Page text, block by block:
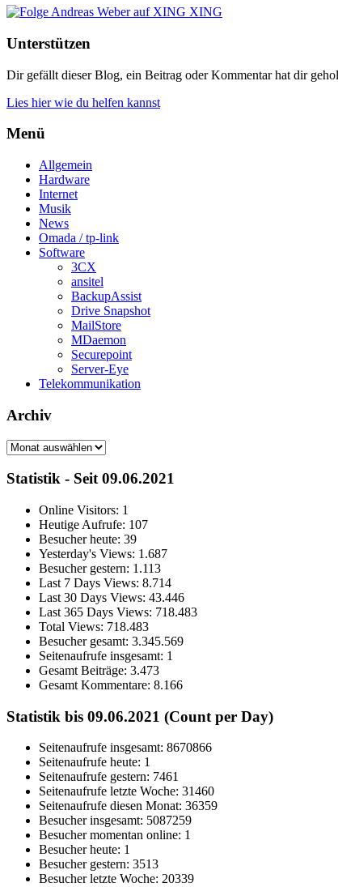
XING
Unterstützen
Dir gefällt dieser Blog, ein Beitrag oder Kommentar hat dir
Lies hier wie du helfen kannst
Menü
Allgemein
Hardware
Internet
Musik
News
Omada / tp-link
Software
3CX
ansitel
BackupAssist
Drive Snapshot
MailStore
MDaemon
Securepoint
Server-Eye
Telekommunikation
Archiv
Archiv
Statistik - Seit 09.06.2021
Online Visitors: 1
Heutige Aufrufe: 107
Besucher heute: 39
Yesterday's Views: 1.687
Besucher gestern: 1.113
Last 7 Days Views: 8.714
Last 30 Days Views: 43.446
Last 365 Days Views: 718.483
Total Views: 718.483
Besucher gesamt: 3.345.569
Seitenaufrufe insgesamt: 1
Gesamt Beiträge: 3.473
Gesamt Kommentare: 8.166
Statistik bis 09.06.2021 (Count per Day)
Seitenaufrufe insgesamt: 8670866
Seitenaufrufe heute: 1
Seitenaufrufe gestern: 7461
Seitenaufrufe letzte Woche: 31460
Seitenaufrufe diesen Monat: 36359
Besucher insgesamt: 5087259
Besucher momentan online: 1
Besucher heute: 1
Besucher gestern: 3513
Besucher letzte Woche: 20339